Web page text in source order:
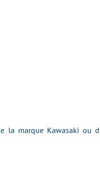
la marque Kawasaki ou